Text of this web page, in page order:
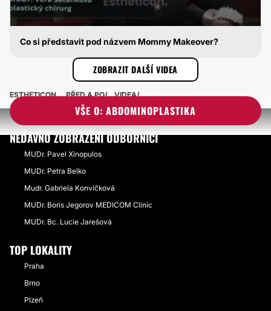
Co si představit pod názvem Mommy Makeover?
ABDOMINOPLASTIKA ZOBRAZIT DALŠÍ VIDEA
VŠE O: ABDOMINOPLASTIKA
ESTHETICON PŘED A PO VIDEA
NEDÁVNO ZOBRAZENÍ ODBORNÍCI
MUDr. Pavel Xinopulos
MUDr. Petra Belko
Mudr. Gabriela Konvičková
MUDr. Boris Jegorov MEDICOM Clinic
MUDr. Bc. Lucie Jarešová
TOP LOKALITY
Praha
Brno
Plzeň